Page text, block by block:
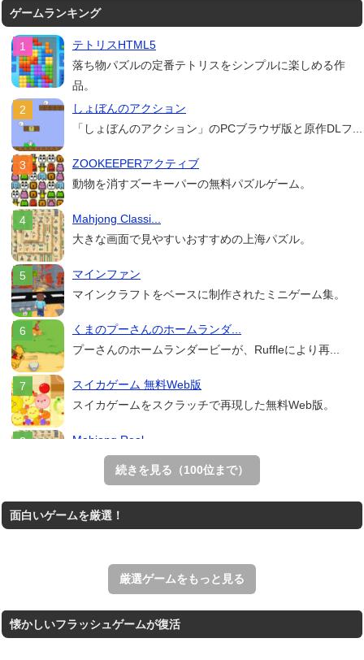
ゲームランキング
テトリスHTML5
落ち物パズルの定番テトリスをシンプルに楽しめる作
品。
しょぼんのアクション
「しょぼんのアクション」のPCブラウザ版と原作DLフ...
ZOOKEEPERアクティブ
動物を消すズーキーパーの無料パズルゲーム。
Mahjong Classi...
大きな画面で見やすいおすすめの上海パズル。
マインファン
マインクラフトをベースに制作されたミニゲーム集。
くまのプーさんのホームランダ...
プーさんのホームランダービーが、Ruffleにより再...
スイカゲーム 無料Web版
スイカゲームをスクラッチで再現した無料Web版。
Mahjong Real
リアルな麻雀牌を使う18種類の上海ゲーム。
王国を構築していく放置系のシミュレーションゲーム。
すべての矢印を画面外へ導くパズルゲーム。
続きを見る（100位まで）
面白いゲームを厳選！
厳選ゲームをもっと見る
懐かしいフラッシュゲームが復活